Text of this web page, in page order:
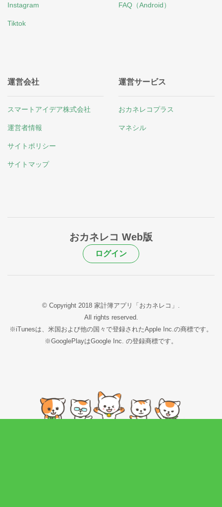
Instagram
Tiktok
FAQ（Android）
運営会社
スマートアイデア株式会社
運営者情報
サイトポリシー
サイトマップ
運営サービス
おカネレコプラス
マネシル
おカネレコ Web版
ログイン
© Copyright 2018 家計簿アプリ「おカネレコ」.
All rights reserved.
※iTunesは、米国および他の国々で登録されたApple Inc.の商標です。
※GooglePlayはGoogle Inc. の登録商標です。